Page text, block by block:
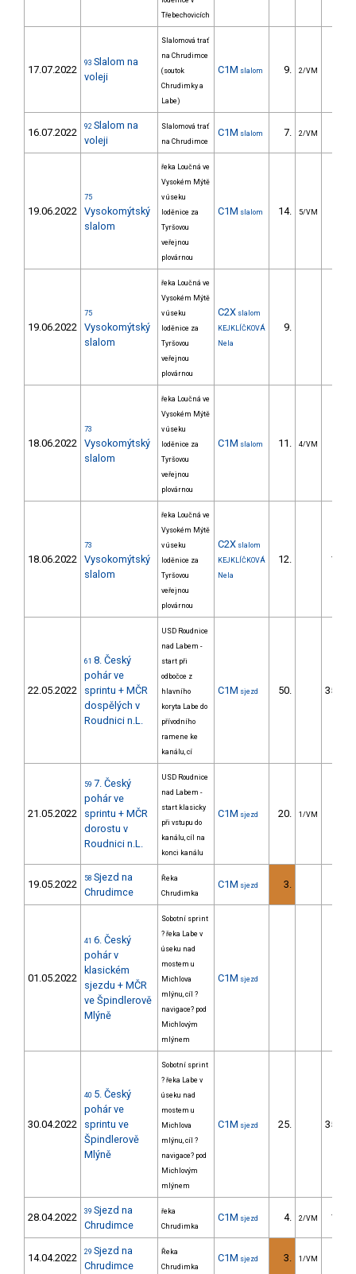
Třebechovicích
17.07.2022
93 Slalom na
voleji
Slalomová trať
na Chrudimce
(soutok
Chrudimky a
Labe)
C1M slalom 9. 2/VM
16.07.2022 92 Slalom na
voleji
Slalomová trať
na Chrudimce
C1M slalom 7. 2/VM
19.06.2022
75
Vysokomýtský
slalom
řeka Loučná ve
Vysokém Mýtě
v úseku
loděnice za
Tyršovou
veřejnou
plovárnou
C1M slalom 14. 5/VM
19.06.2022
75
Vysokomýtský
slalom
řeka Loučná ve
Vysokém Mýtě
v úseku
loděnice za
Tyršovou
veřejnou
plovárnou
C2X slalom
KEJKLÍČKOVÁ
Nela
9.
18.06.2022
73
Vysokomýtský
slalom
řeka Loučná ve
Vysokém Mýtě
v úseku
loděnice za
Tyršovou
veřejnou
plovárnou
C1M slalom 11. 4/VM
18.06.2022
73
Vysokomýtský
slalom
řeka Loučná ve
Vysokém Mýtě
v úseku
loděnice za
Tyršovou
veřejnou
plovárnou
C2X slalom
KEJKLÍČKOVÁ
Nela
12.
22.05.2022
61 8. Český
pohár ve
sprintu + MČR
dospělých v
Roudnici n.L.
USD Roudnice
nad Labem -
start při
odbočce z
hlavního
koryta Labe do
přívodního
ramene ke
kanálu, cí
C1M sjezd 50.
21.05.2022
59 7. Český
pohár ve
sprintu + MČR
dorostu v
Roudnici n.L.
USD Roudnice
nad Labem -
start klasicky
při vstupu do
kanálu, cíl na
konci kanálu
C1M sjezd 20. 1/VM
19.05.2022 58 Sjezd na
Chrudimce
Řeka
Chrudimka
C1M sjezd 3.
01.05.2022
41 6. Český
pohár v
klasickém
sjezdu + MČR
ve Špindlerově
Mlýně
Sobotní sprint
? řeka Labe v
úseku nad
mostem u
Michlova
mlýnu, cíl ?
navigace? pod
Michlovým
mlýnem
C1M sjezd
30.04.2022
40 5. Český
pohár ve
sprintu ve
Špindlerově
Mlýně
Sobotní sprint
? řeka Labe v
úseku nad
mostem u
Michlova
mlýnu, cíl ?
navigace? pod
Michlovým
mlýnem
C1M sjezd 25.
28.04.2022 39 Sjezd na
Chrudimce
řeka
Chrudimka
C1M sjezd 4. 2/VM
14.04.2022 29 Sjezd na
Chrudimce
Řeka
Chrudimka
C1M sjezd 3. 1/VM